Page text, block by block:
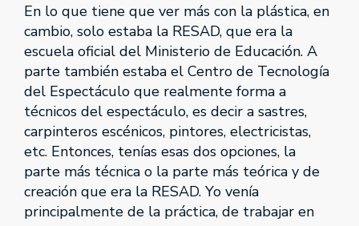
En lo que tiene que ver más con la plástica, en
cambio, solo estaba la RESAD, que era la
escuela oficial del Ministerio de Educación. A
parte también estaba el Centro de Tecnología
del Espectáculo que realmente forma a
técnicos del espectáculo, es decir a sastres,
carpinteros escénicos, pintores, electricistas,
etc. Entonces, tenías esas dos opciones, la
parte más técnica o la parte más teórica y de
creación que era la RESAD. Yo venía
principalmente de la práctica, de trabajar en